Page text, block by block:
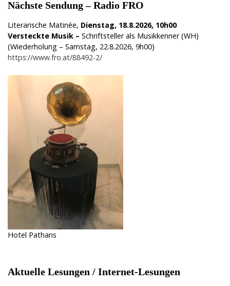
Beiträge
Nächste Sendung – Radio FRO
Literarische Matinée, Dienstag, 18.8.2026, 10h00
Versteckte Musik – Schriftsteller als Musikkenner (WH)
(Wiederholung – Samstag, 22.8.2026, 9h00)
https://www.fro.at/88492-2/
Hotel Pathans
Aktuelle Lesungen / Internet-Lesungen